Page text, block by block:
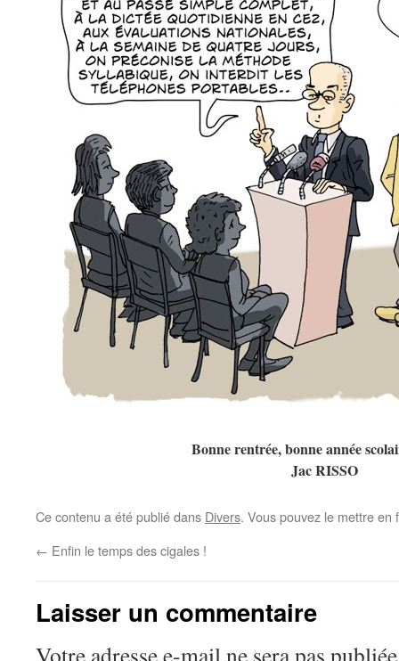
Bonne rentrée, bonne année
Jac RISSO
Ce contenu a été publié dans Divers. Vous pouvez le mettre
← Enfin le temps des cigales !
Laisser un commentaire
Votre adresse e-mail ne sera pas